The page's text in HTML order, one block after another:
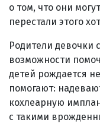
о том, что они
перестали этого
Родители девочки
возможности
детей рождается
помогают:
кохлеарную
с такими